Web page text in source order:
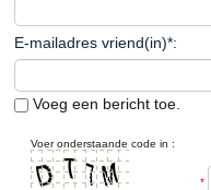
E-mailadres vriend(in)*:
Voeg een bericht toe.
Voer onderstaande code in :
*